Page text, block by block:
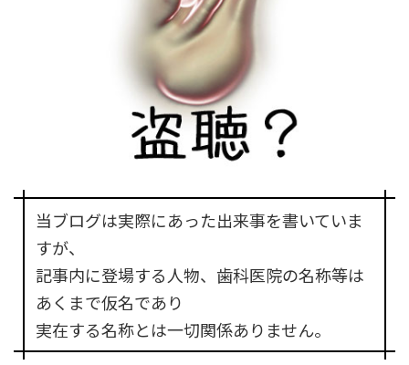
当ブログは実際にあった出来事を書いていま
すが、
記事内に登場する人物、歯科医院の名称等は
あくまで仮名であり
実在する名称とは一切関係ありません。